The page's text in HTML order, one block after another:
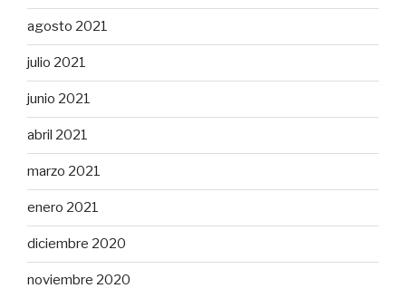
agosto 2021
julio 2021
junio 2021
abril 2021
marzo 2021
enero 2021
diciembre 2020
noviembre 2020